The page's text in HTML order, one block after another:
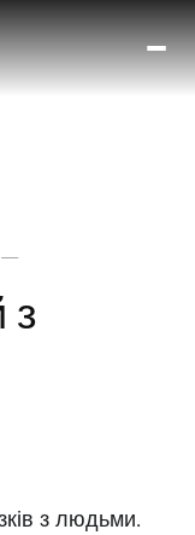
Хто
з
з людьми.